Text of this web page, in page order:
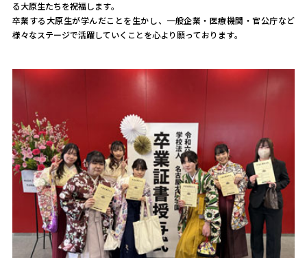
る大原生たちを祝福します。
卒業する大原生が学んだことを生かし、一般企業・医療機関・官公庁など
様々なステージで活躍していくことを心より願っております。